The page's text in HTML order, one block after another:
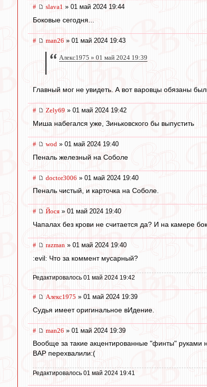
# slava1 » 01 май 2024 19:44
Боковые сегодня...
# man26 » 01 май 2024 19:43
Алекс1975 » 01 май 2024 19:39
Главный мог не увидеть. А вот варовцы обязаны
# Zely69 » 01 май 2024 19:42
Миша набегался уже, Зиньковского бы выпустить
# wod » 01 май 2024 19:40
Пеналь железный на Соболе
# doctor3006 » 01 май 2024 19:40
Пеналь чистый, и карточка на Соболе.
# Йося » 01 май 2024 19:40
Чапалах без крови не считается да? И на камере
# razman » 01 май 2024 19:40
:evil: Что за коммент мусарный?
Редактировалось 01 май 2024 19:42
# Алекс1975 » 01 май 2024 19:39
Судья имеет оригинальное вИдение.
# man26 » 01 май 2024 19:39
Вообще за такие акцентированные "финты" руками
ВАР перехвалили:(
Редактировалось 01 май 2024 19:41